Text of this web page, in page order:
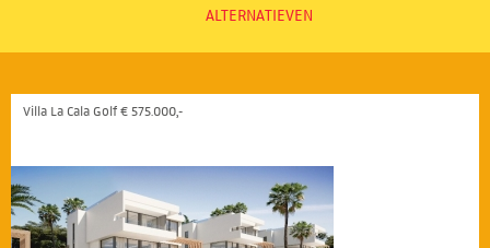
ALTERNATIEVEN
Villa La Cala Golf € 575.000,-